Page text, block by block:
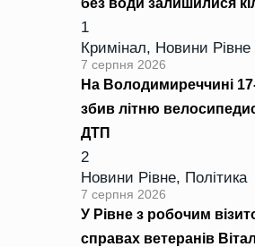
1
Кримінал, Новини Рівне
7 серпня 2026
На Володимиреччині
збив літню
ДТП
2
Новини Рівне, Політика
7 серпня 2026
У Рівне з робочим
справах ветеранів